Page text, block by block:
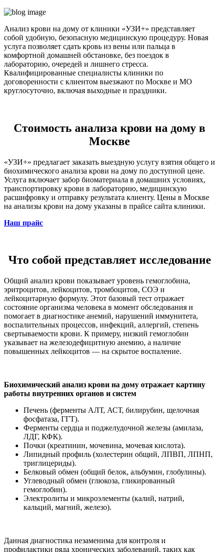
Анализ крови на дому от клиники «УЗИ+» представляет
собой удобную, безопасную медицинскую процедуру. Новая
услуга позволяет сдать кровь из вены или пальца в
комфортной домашней обстановке, без поездок в
лабораторию, очередей и лишнего стресса.
Квалифицированные специалисты клиники по
договоренности с клиентом выезжают по Москве и МО
круглосуточно, включая выходные и праздники.
Стоимость анализа крови на дому в
Москве
«УЗИ+» предлагает заказать выездную услугу взятия общего и
биохимического анализа крови на дому по доступной цене.
Услуга включает забор биоматериала в домашних условиях,
транспортировку крови в лабораторию, медицинскую
расшифровку и отправку результата клиенту. Цены в Москве
на анализы крови на дому указаны в прайсе сайта клиники.
Наш прайс
Что собой представляет исследование
Общий анализ крови показывает уровень гемоглобина,
эритроцитов, лейкоцитов, тромбоцитов, СОЭ и
лейкоцитарную формулу. Этот базовый тест отражает
состояние организма человека в момент обследования и
помогает в диагностике анемий, нарушений иммунитета,
воспалительных процессов, инфекций, аллергий, степень
свертываемости крови. К примеру, низкий гемоглобин
указывает на железодефицитную анемию, а наличие
повышенных лейкоцитов — на скрытое воспаление.
Биохимический анализ крови на дому отражает картину
работы внутренних органов и систем
Печень (ферменты АЛТ, АСТ, билирубин, щелочная
фосфатаза, ГГТ).
Ферменты сердца и поджелудочной железы (амилаза,
ЛДГ, КФК).
Почки (креатинин, мочевина, мочевая кислота).
Липидный профиль (холестерин общий, ЛПВП, ЛПНП,
триглицериды).
Белковый обмен (общий белок, альбумин, глобулины).
Углеводный обмен (глюкоза, гликированный
гемоглобин).
Электролиты и микроэлементы (калий, натрий,
кальций, магний, железо).
Данная диагностика незаменима для контроля и
профилактики ряда хронических заболеваний, таких как